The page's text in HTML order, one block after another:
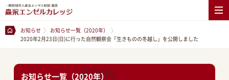
お知らせ
お知らせ一覧（2020年）
2020年2月23日(日)に行った自然観察会「生きものの冬越し」を公開しました
お知らせ一覧（2020年）